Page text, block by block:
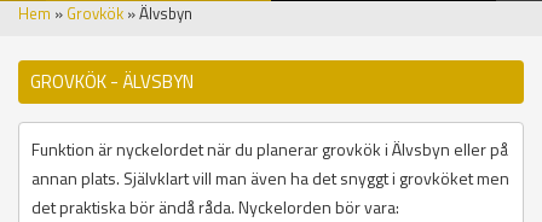
Hem » Grovkök » Älvsbyn
GROVKÖK - ÄLVSBYN
Funktion är nyckelordet när du planerar grovkök i Älvsbyn eller på
annan plats. Självklart vill man även ha det snyggt i grovköket men
det praktiska bör ändå råda. Nyckelorden bör vara: